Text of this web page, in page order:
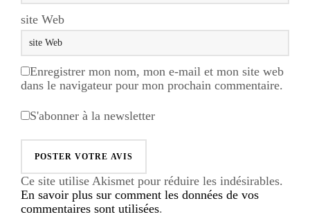
site Web
Enregistrer mon nom, mon e-mail et mon site web
dans le navigateur pour mon prochain commentaire.
S'abonner à la newsletter
Ce site utilise Akismet pour réduire les indésirables.
En savoir plus sur comment les données de vos
commentaires sont utilisées.